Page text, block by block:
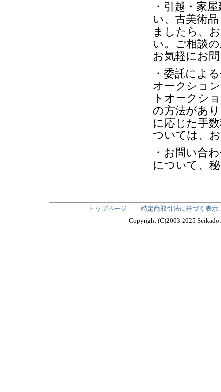
・引越・家
い、古美術
ましたら、
い。ご相談
お気軽にお
・委託によ
オークショ
トオークシ
の方法があ
に応じた手
ついては、
・お問い合
について、
トップページ
特定商取引法に基づく表示
Copyright (C)2003-2025